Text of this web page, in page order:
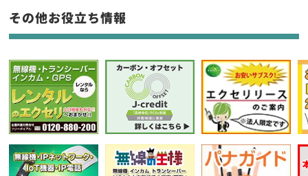
フリーワード入力(製品名等)
選択条件をリセット
その他お役立ち情報